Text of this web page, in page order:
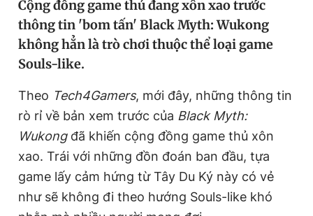
Video Magazine
Sản phẩm khác
Tiện ích Bạn cần biết
Thông tin tòa soạn Liên hệ quảng cáo
Cộng đồng game thủ đang xôn xao trước
thông tin 'bom tấn' Black Myth: Wukong
không hẳn là trò chơi thuộc thể loại game
Souls-like.
Theo Tech4Gamers, mới đây, những thông tin
rò rỉ về bản xem trước của Black Myth:
Wukongđã khiến cộng đồng game thủ xôn
xao. Trái với những đồn đoán ban đầu, tựa
game lấy cảm hứng từ Tây Du Ký này có vẻ
như sẽ không đi theo hướng Souls-like khó